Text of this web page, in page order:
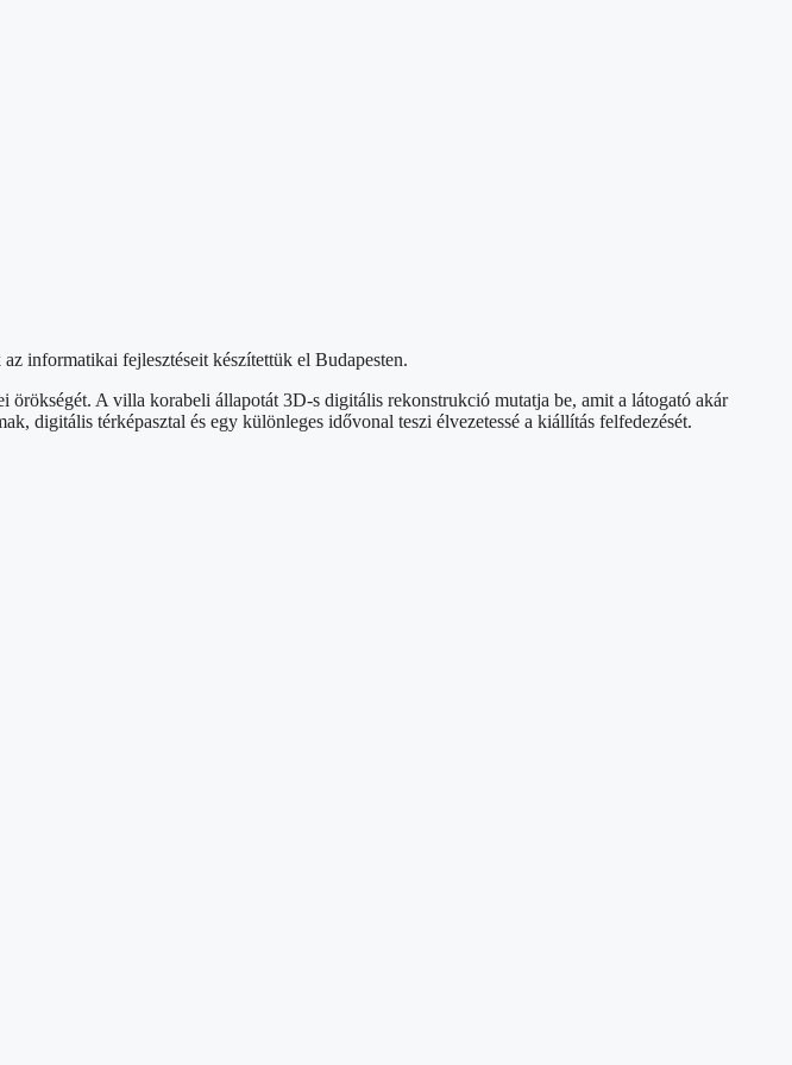
informatikai fejlesztéseit készítettük el Budapesten.
A villa korabeli állapotát 3D-s digitális rekonstrukció mutatja be, amit a látogató akár
digitális térképasztal és egy különleges idővonal teszi élvezetessé a kiállítás felfedezését.